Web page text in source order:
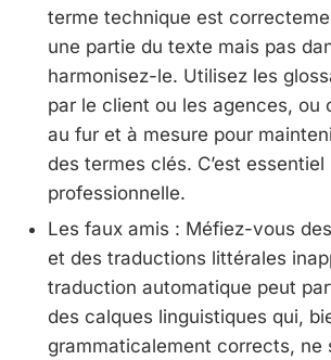
terme technique est
une partie du texte mais pas
harmonisez-le. Utilisez les
par le client ou les agences, ou
au fur et à mesure pour
des termes clés. C’est
professionnelle.
Les faux amis : Méfiez-vous
et des traductions littérales
traduction automatique peut
des calques linguistiques qui,
grammaticalement corrects, ne